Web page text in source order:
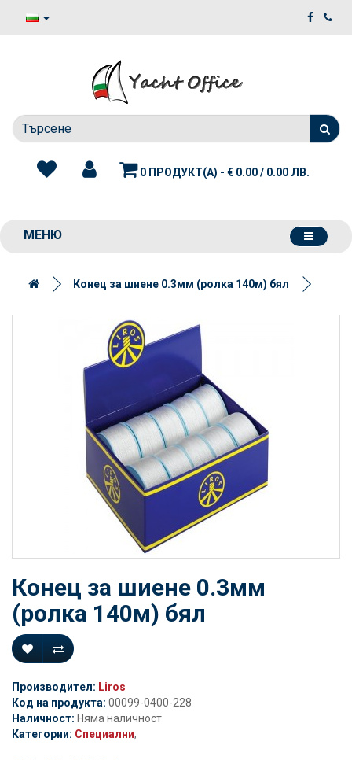
0 ПРОДУКТ(А) - € 0.00 / 0.00 ЛВ.
МЕНЮ
Конец за шиене 0.3мм (ролка 140м) бял
Конец за шиене 0.3мм
(ролка 140м) бял
Производител: Liros
Код на продукта: 00099-0400-228
Наличност: Няма наличност
Категории: Специални;